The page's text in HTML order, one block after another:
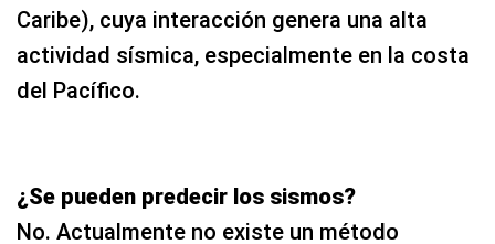
Caribe), cuya interacción genera una alta
actividad sísmica, especialmente en la costa
del Pacífico.
¿Se pueden predecir los sismos?
No. Actualmente no existe un método